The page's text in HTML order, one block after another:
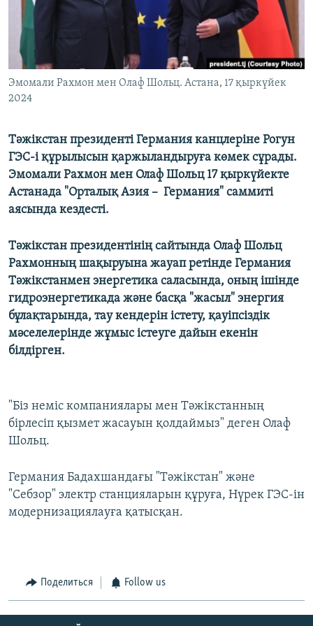
Эмомали Рахмон мен Олаф Шольц. Астана, 17 қыркүйек
2024
Тәжікстан президенті Германия канцлеріне Рогун
ГЭС-і құрылысын қаржыландыруға көмек сұрады.
Эмомали Рахмон мен Олаф Шольц 17 қыркүйекте
Астанада "Орталық Азия – Германия" саммиті
аясында кездесті.
Тәжікстан президентінің сайтында Олаф Шольц
Рахмонның шақыруына жауап ретінде Германия
Тәжікстанмен энергетика саласында, оның ішінде
гидроэнергетикада және басқа "жасыл" энергия
бұлақтарында, тау кендерін істету, қауіпсіздік
мәселелерінде жұмыс істеуге дайын екенін
білдірген.
"Біз неміс компаниялары мен Тәжікстанның
бірлесіп қызмет жасауын қолдаймыз" деген Олаф
Шольц.
Германия Бадахшандағы "Тәжікстан" және
"Себзор" электр станцияларын құруға, Нүрек ГЭС-ін
модернизациялауға қатысқан.
Поделиться Follow us